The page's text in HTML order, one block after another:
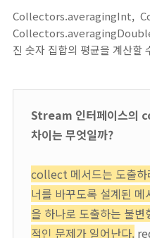
Collectors.averagingInt,
Collectors.averagingDouble
진 숫자 집합의 평균을 계산할
Stream 인터페이스의
차이는 무엇일까?
collect 메서드는 도출하
너를 바꾸도록 설계된
을 하나로 도출하는 불
적인 문제가 일어난다.